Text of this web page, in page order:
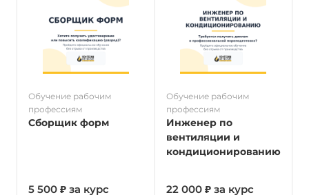
Обучение рабочим
профессиям
Сборщик форм
5 500 ₽ за курс
Обучение рабочим
профессиям
Инженер по
вентиляции и
кондиционированию
22 000 ₽ за курс